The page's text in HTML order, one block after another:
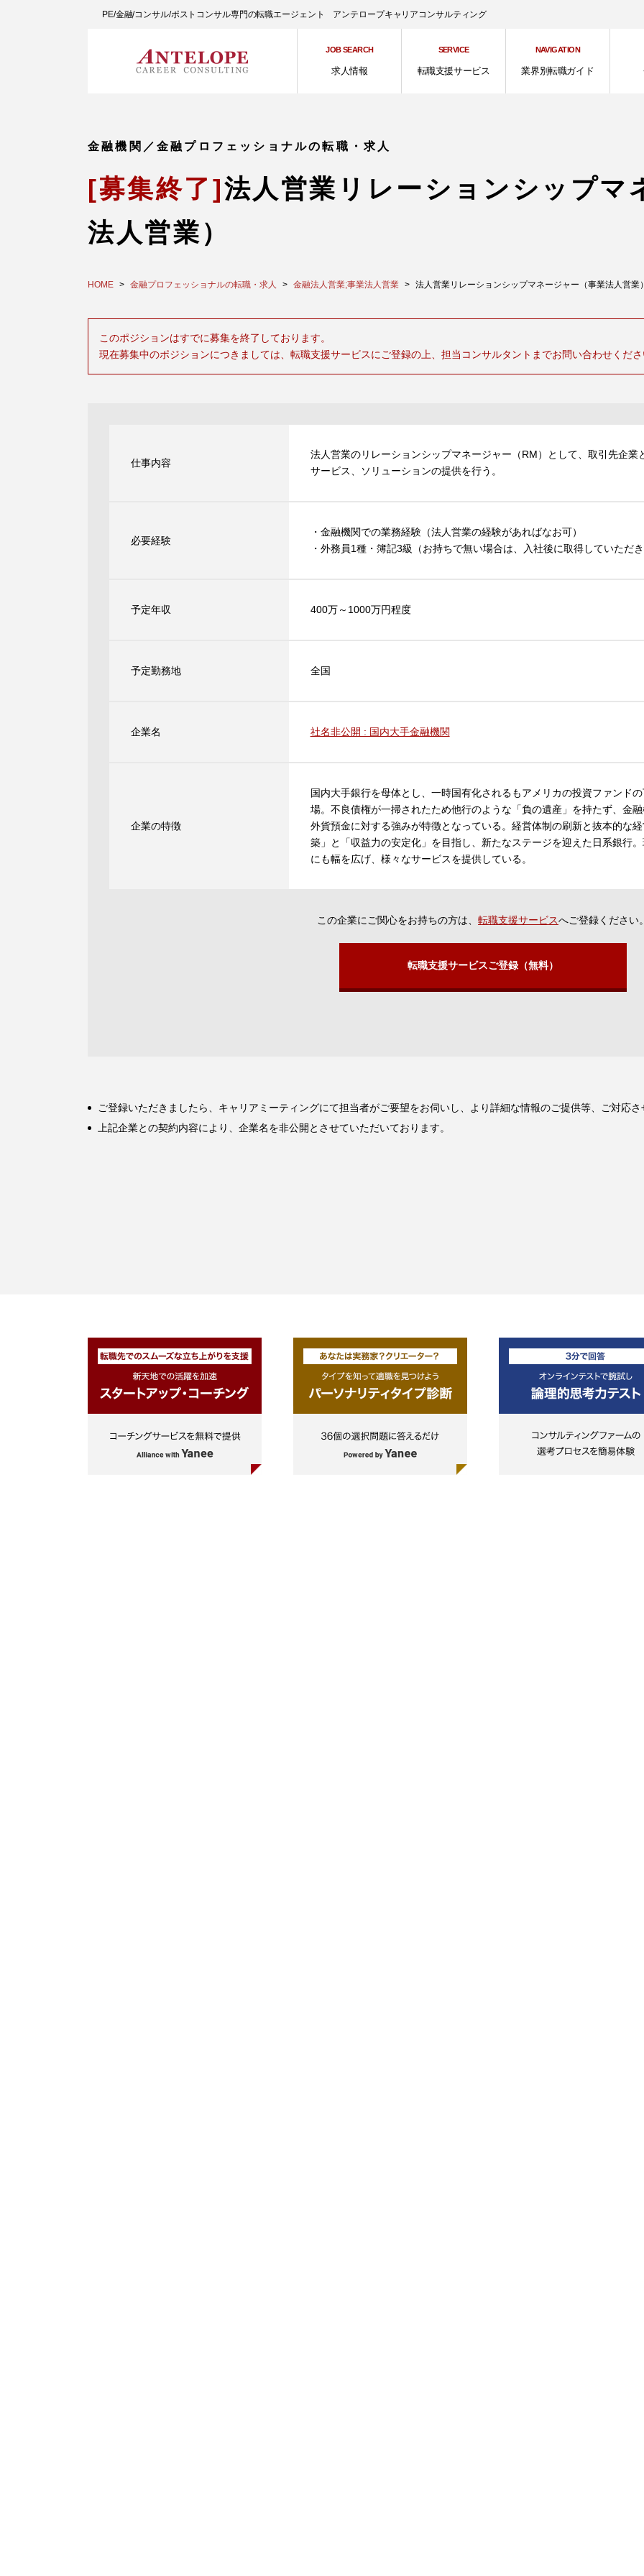
PE/金融/コンサル/ポストコンサル専門の転職エージェント アンテロープキャリアコンサルティング
JOB SEARCH
求人情報
SERVICE
転職支援サービス
NAVIGATION
業界別転職ガイド
金融機関／金融プロフェッショナルの転職・求人
[募集終了]法人営業リレーションシップマ
法人営業）
HOME 金融プロフェッショナルの転職・求人 金融法人営業;事業法人営業 法人営業リレーションシップマネージャー（事業法人営業
このポジションはすでに募集を終了しております。
現在募集中のポジションにつきましては、転職支援サービスにご登録の上、担当コンサルタントまでお問い合わせくださ
仕事内容
法人営業のリレーションシップマネージャー（RM）として、取引先企
サービス、ソリューションの提供を行う。
必要経験
・金融機関での業務経験（法人営業の経験があればなお可）
・外務員1種・簿記3級（お持ちで無い場合は、入社後に取得していただき
予定年収 400万～1000万円程度
予定勤務地 全国
企業名 社名非公開 : 国内大手金融機関
企業の特徴
国内大手銀行を母体とし、一時国有化されるもアメリカの投資ファンド
場。不良債権が一掃されたため他行のような「負の遺産」を持たず、金
外貨預金に対する強みが特徴となっている。経営体制の刷新と抜本的な
築」と「収益力の安定化」を目指し、新たなステージを迎えた日系銀行
にも幅を広げ、様々なサービスを提供している。
この企業にご関心をお持ちの方は、 転職支援サービスへご登録ください。
転職支援サービスご登録（無料）
ご登録いただきましたら、キャリアミーティングにて担当者がご要望をお伺いし、より詳細な情報のご提供等、ご対応さ
上記企業との契約内容により、企業名を非公開とさせていただいております。